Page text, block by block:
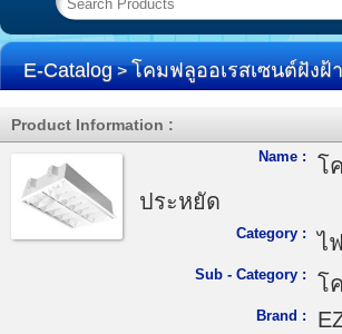
E-Catalog>โคมฟลูออเรสเซนต์ฝังฝ้า
Product Information :
Name :
โ
ประหยัด
Category : ไ
Sub - Category : โ
Brand :